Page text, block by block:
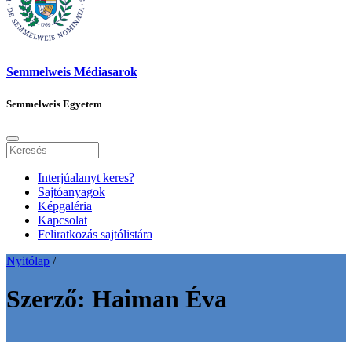
Semmelweis Médiasarok
Semmelweis Egyetem
Interjúalanyt keres?
Sajtóanyagok
Képgaléria
Kapcsolat
Feliratkozás sajtólistára
Nyitólap /
Szerző: Haiman Éva